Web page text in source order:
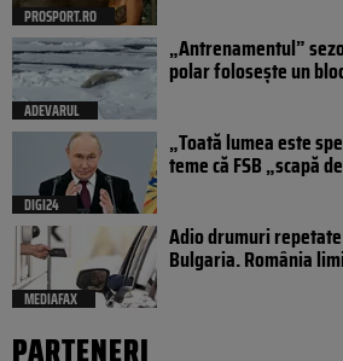
PROSPORT.RO
ADEVARUL
„Antrenamentul”
polar folosește un
DIGI24
„Toată lumea este
teme că FSB „scapă
MEDIAFAX
Adio drumuri
Bulgaria. România